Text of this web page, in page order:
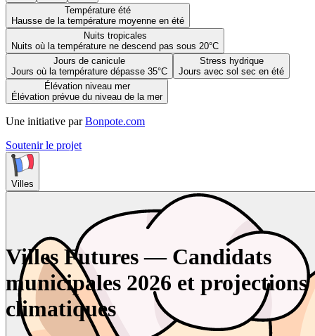
Température été
Hausse de la température moyenne en été
Nuits tropicales
Nuits où la température ne descend pas sous 20°C
Jours de canicule
Jours où la température dépasse 35°C
Stress hydrique
Jours avec sol sec en été
Élévation niveau mer
Élévation prévue du niveau de la mer
Une initiative par Bonpote.com
Soutenir le projet
Villes
Villes Futures — Candidats
municipales 2026 et projections
climatiques